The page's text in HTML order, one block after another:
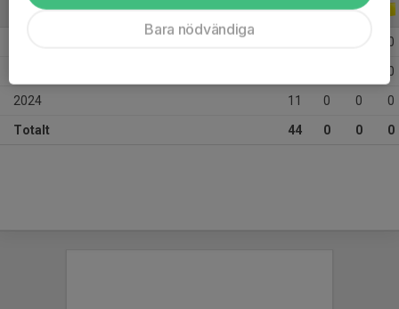
ALLA SERIER ALLA ÅR
0
0
2024 11 0 0 0
Totalt 44 0 0 0
Bara nödvändiga